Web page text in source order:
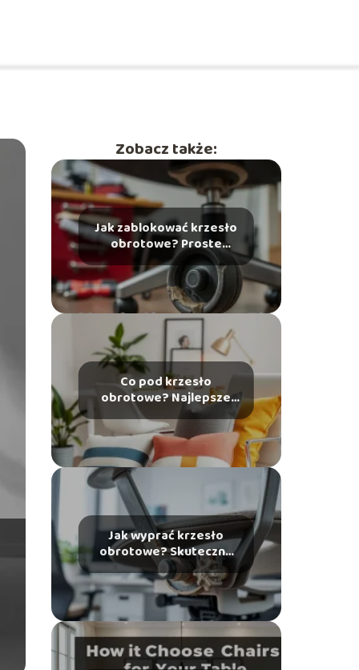
Zobacz także:
Jak zablokować krzesło
obrotowe? Proste
sposoby na naprawę
Co pod krzesło
obrotowe? Najlepsze
opcje dla Twojego
wnętrza
Jak wyprać krzesło
obrotowe? Skuteczne
metody czyszczenia